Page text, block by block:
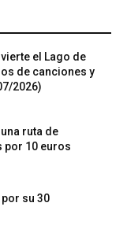
el Lago de
de canciones y
2026)
ruta de
por 10 euros
por su 30